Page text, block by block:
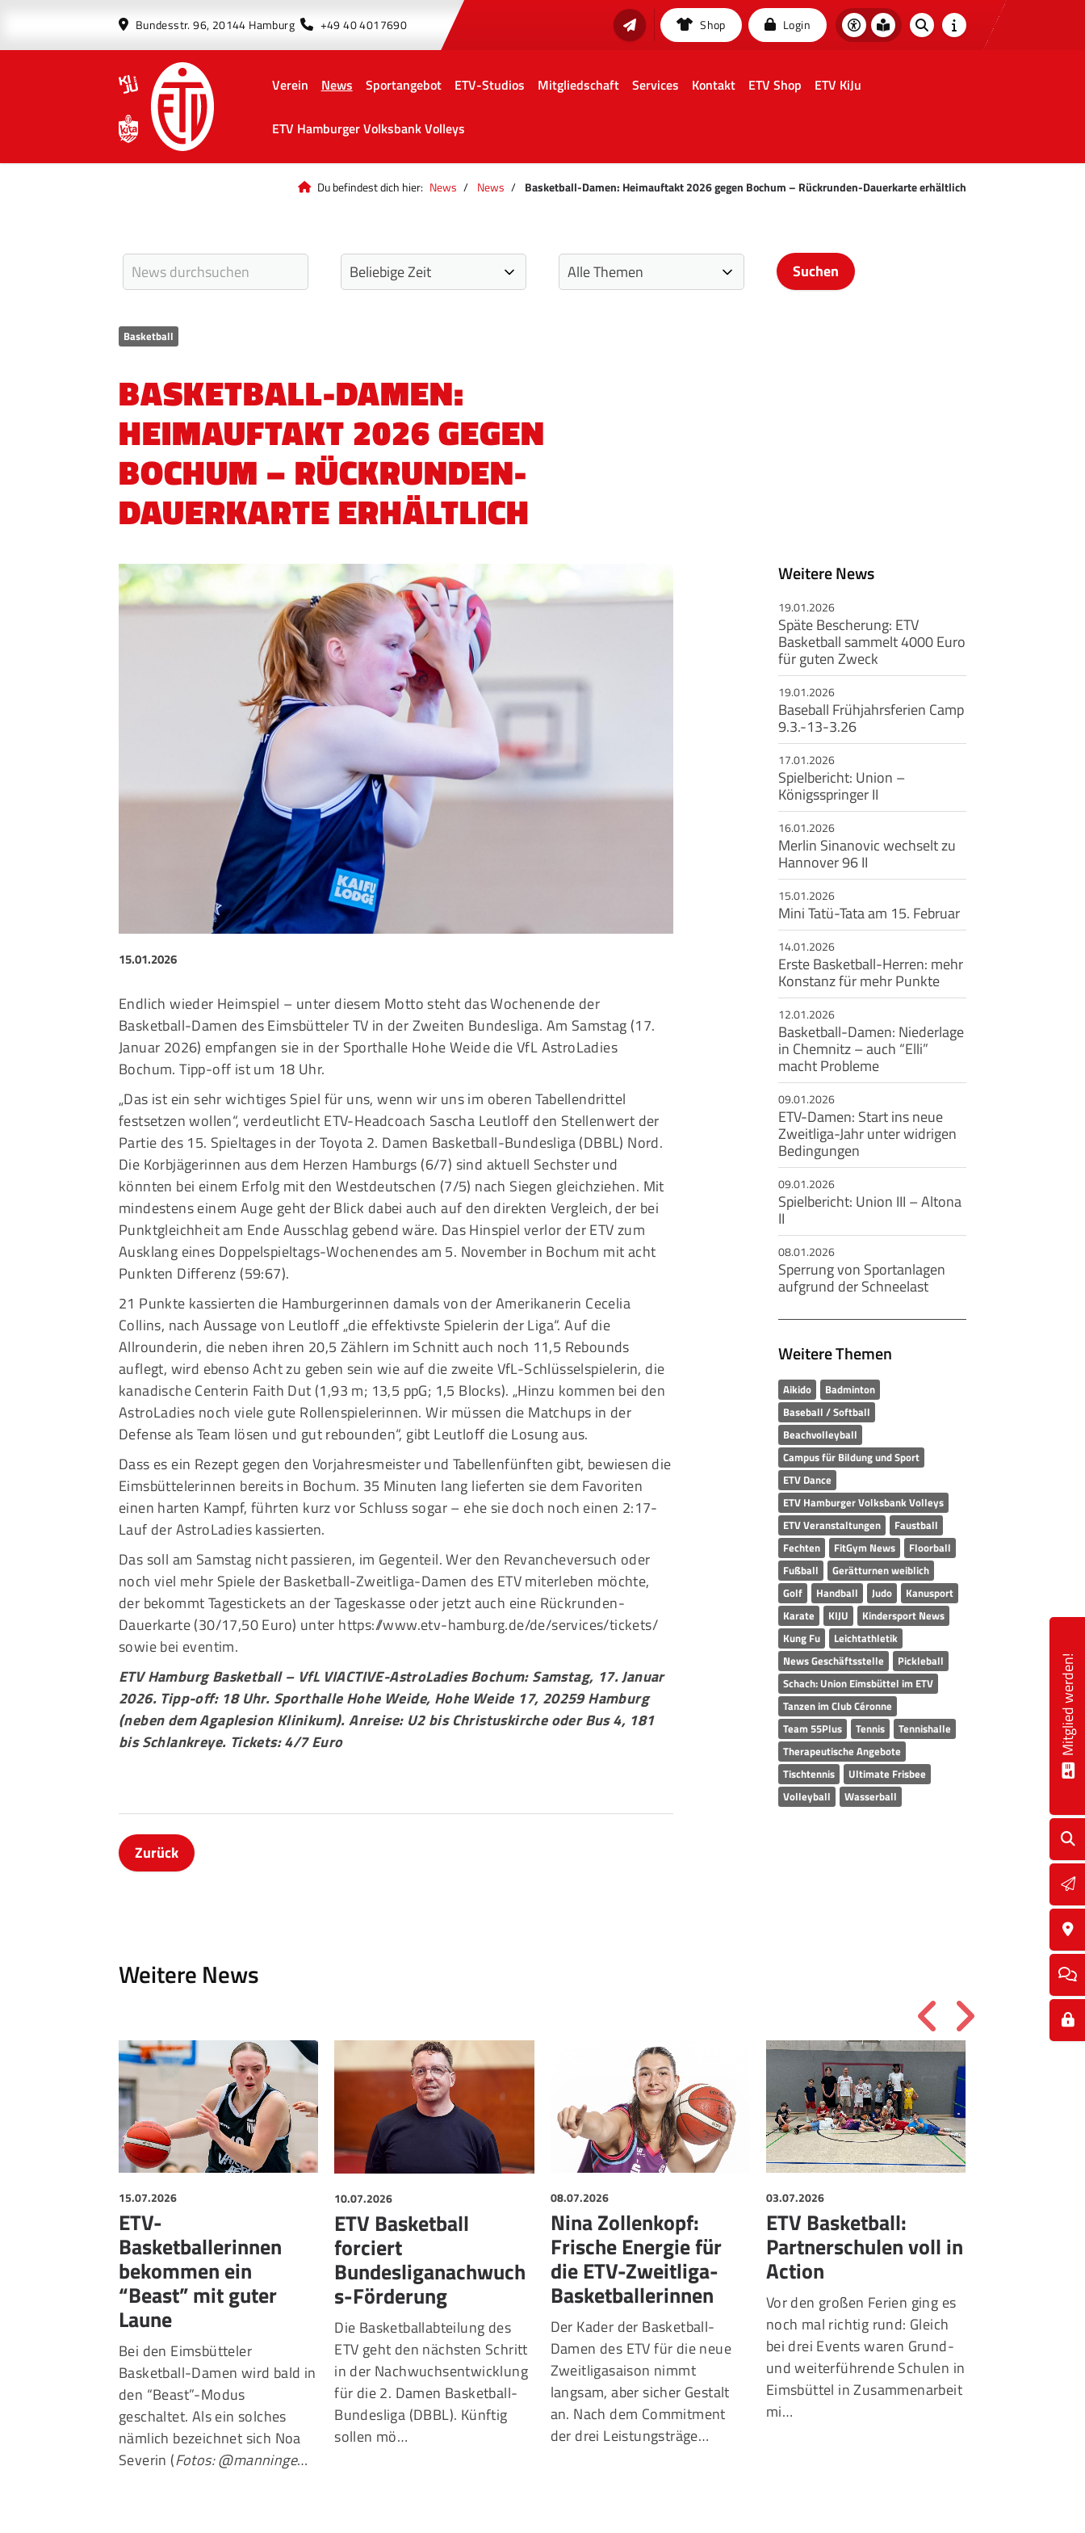
Bundesstr. 96, 20144 Hamburg +49 40 4017690 Shop Login
Verein News Sportangebot ETV-Studios Mitgliedschaft Services Kontakt ETV Shop ETV KiJu
ETV Hamburger Volksbank Volleys
Du befindest dich hier: News News Basketball-Damen: Heimauftakt 2026 gegen Bochum – Rückrunden-Dauerkarte erhältlich
Basketball
BASKETBALL-DAMEN:
HEIMAUFTAKT 2026 GEGEN
BOCHUM – RÜCKRUNDEN-
DAUERKARTE ERHÄLTLICH
15.01.2026
Endlich wieder Heimspiel – unter diesem Motto steht das Wochenende der
Basketball-Damen des Eimsbütteler TV in der Zweiten Bundesliga. Am Samstag (17.
Januar 2026) empfangen sie in der Sporthalle Hohe Weide die VfL AstroLadies
Bochum. Tipp-off ist um 18 Uhr.
„Das ist ein sehr wichtiges Spiel für uns, wenn wir uns im oberen Tabellendrittel
festsetzen wollen“, verdeutlicht ETV-Headcoach Sascha Leutloff den Stellenwert der
Partie des 15. Spieltages in der Toyota 2. Damen Basketball-Bundesliga (DBBL) Nord.
Die Korbjägerinnen aus dem Herzen Hamburgs (6/7) sind aktuell Sechster und
könnten bei einem Erfolg mit den Westdeutschen (7/5) nach Siegen gleichziehen. Mit
mindestens einem Auge geht der Blick dabei auch auf den direkten Vergleich, der bei
Punktgleichheit am Ende Ausschlag gebend wäre. Das Hinspiel verlor der ETV zum
Ausklang eines Doppelspieltags-Wochenendes am 5. November in Bochum mit acht
Punkten Differenz (59:67).
21 Punkte kassierten die Hamburgerinnen damals von der Amerikanerin Cecelia
Collins, nach Aussage von Leutloff „die effektivste Spielerin der Liga“. Auf die
Allrounderin, die neben ihren 20,5 Zählern im Schnitt auch noch 11,5 Rebounds
auflegt, wird ebenso Acht zu geben sein wie auf die zweite VfL-Schlüsselspielerin, die
kanadische Centerin Faith Dut (1,93 m; 13,5 ppG; 1,5 Blocks). „Hinzu kommen bei den
AstroLadies noch viele gute Rollenspielerinnen. Wir müssen die Matchups in der
Defense als Team lösen und gut rebounden“, gibt Leutloff die Losung aus.
Dass es ein Rezept gegen den Vorjahresmeister und Tabellenfünften gibt, bewiesen die
Eimsbüttelerinnen bereits in Bochum. 35 Minuten lang lieferten sie dem Favoriten
einen harten Kampf, führten kurz vor Schluss sogar – ehe sie doch noch einen 2:17-
Lauf der AstroLadies kassierten.
Das soll am Samstag nicht passieren, im Gegenteil. Wer den Revancheversuch oder
noch viel mehr Spiele der Basketball-Zweitliga-Damen des ETV miterleben möchte,
der bekommt Tagestickets an der Tageskasse oder jetzt auch eine Rückrunden-
Dauerkarte (30/17,50 Euro) unter https://www.etv-hamburg.de/de/services/tickets/
sowie bei eventim.
ETV Hamburg Basketball – VfL VIACTIVE-AstroLadies Bochum: Samstag, 17. Januar
2026. Tipp-off: 18 Uhr. Sporthalle Hohe Weide, Hohe Weide 17, 20259 Hamburg
(neben dem Agaplesion Klinikum). Anreise: U2 bis Christuskirche oder Bus 4, 181
bis Schlankreye. Tickets: 4/7 Euro
Zurück
Weitere News
19.01.2026
Späte Bescherung: ETV
Basketball sammelt 4000 Euro
für guten Zweck
19.01.2026
Baseball Frühjahrsferien Camp
9.3.-13-3.26
17.01.2026
Spielbericht: Union –
Königsspringer II
16.01.2026
Merlin Sinanovic wechselt zu
Hannover 96 II
15.01.2026
Mini Tatü-Tata am 15. Februar
14.01.2026
Erste Basketball-Herren: mehr
Konstanz für mehr Punkte
12.01.2026
Basketball-Damen: Niederlage
in Chemnitz – auch “Elli”
macht Probleme
09.01.2026
ETV-Damen: Start ins neue
Zweitliga-Jahr unter widrigen
Bedingungen
09.01.2026
Spielbericht: Union III – Altona
II
08.01.2026
Sperrung von Sportanlagen
aufgrund der Schneelast
Weitere Themen
Aikido
Badminton
Baseball / Softball
Beachvolleyball
Campus für Bildung und Sport
ETV Dance
ETV Hamburger Volksbank Volleys
ETV Veranstaltungen
Faustball
Fechten
FitGym News
Floorball
Fußball
Gerätturnen weiblich
Golf
Handball Judo
Kanusport
Karate
KIJU
Kindersport News
Kung Fu
Leichtathletik
News Geschäftsstelle
Pickleball
Schach: Union Eimsbüttel im ETV
Tanzen im Club Céronne
Team 55Plus
Tennis
Tennishalle
Therapeutische Angebote
Tischtennis
Ultimate Frisbee
Volleyball
Wasserball
Weitere News
15.07.2026
ETV-
Basketballerinnen
bekommen ein
“Beast” mit guter
Laune
Bei den Eimsbütteler
Basketball-Damen wird bald in
den “Beast”-Modus
geschaltet. Als ein solches
nämlich bezeichnet sich Noa
Severin (Fotos: @manninge…
10.07.2026
ETV Basketball
forciert
Bundesliganachwuch
s-Förderung
Die Basketballabteilung des
ETV geht den nächsten Schritt
in der Nachwuchsentwicklung
für die 2. Damen Basketball-
Bundesliga (DBBL). Künftig
sollen mö…
08.07.2026
Nina Zollenkopf:
Frische Energie für
die ETV-Zweitliga-
Basketballerinnen
Der Kader der Basketball-
Damen des ETV für die neue
Zweitligasaison nimmt
langsam, aber sicher Gestalt
an. Nach dem Commitment
der drei Leistungsträge…
03.07.2026
ETV Basketball:
Partnerschulen voll in
Action
Vor den großen Ferien ging es
noch mal richtig rund: Gleich
bei drei Events waren Grund-
und weiterführende Schulen in
Eimsbüttel in Zusammenarbeit
mi…
Mitglied werden!
QUICKLINKS
Sportangebote finden
Unser Sportangebot
Ausfälle und Vertretungen
Deutsches Sportabzeichen
Mitglieder-Service
Alles zur Mitgliedschaft
Downloads
Geschäftsstelle
Eimsbütteler Turnverband e. V.
Bundesstr. 96
20144 Hamburg
+49 40 4017690
info@etv-hamburg.de